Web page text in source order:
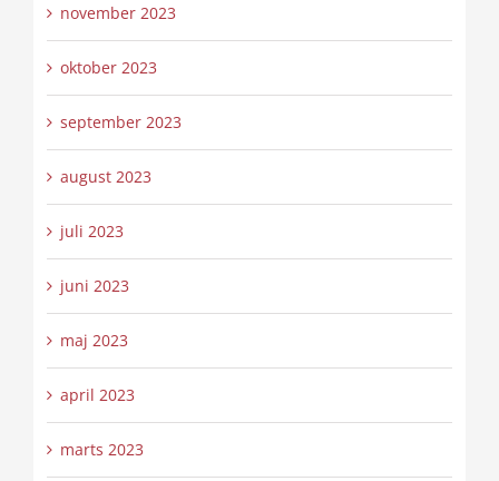
november 2023
oktober 2023
september 2023
august 2023
juli 2023
juni 2023
maj 2023
april 2023
marts 2023